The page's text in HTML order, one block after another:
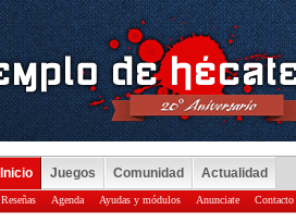
Inicio Juegos Comunidad Actualidad
Reseñas Agenda Ayudas y módulos Anunciate Contacto